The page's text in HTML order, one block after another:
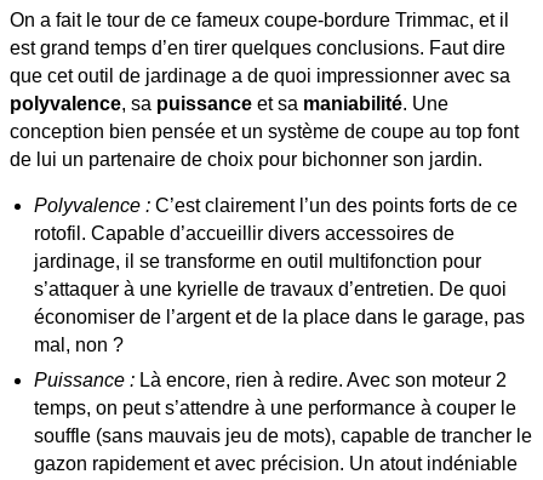
On a fait le tour de ce fameux coupe-bordure Trimmac, et il
est grand temps d’en tirer quelques conclusions. Faut dire
que cet outil de jardinage a de quoi impressionner avec sa
polyvalence, sa puissance et sa maniabilité. Une
conception bien pensée et un système de coupe au top font
de lui un partenaire de choix pour bichonner son jardin.
Polyvalence : C’est clairement l’un des points forts de ce
rotofil. Capable d’accueillir divers accessoires de
jardinage, il se transforme en outil multifonction pour
s’attaquer à une kyrielle de travaux d’entretien. De quoi
économiser de l’argent et de la place dans le garage, pas
mal, non ?
Puissance : Là encore, rien à redire. Avec son moteur 2
temps, on peut s’attendre à une performance à couper le
souffle (sans mauvais jeu de mots), capable de trancher le
gazon rapidement et avec précision. Un atout indéniable